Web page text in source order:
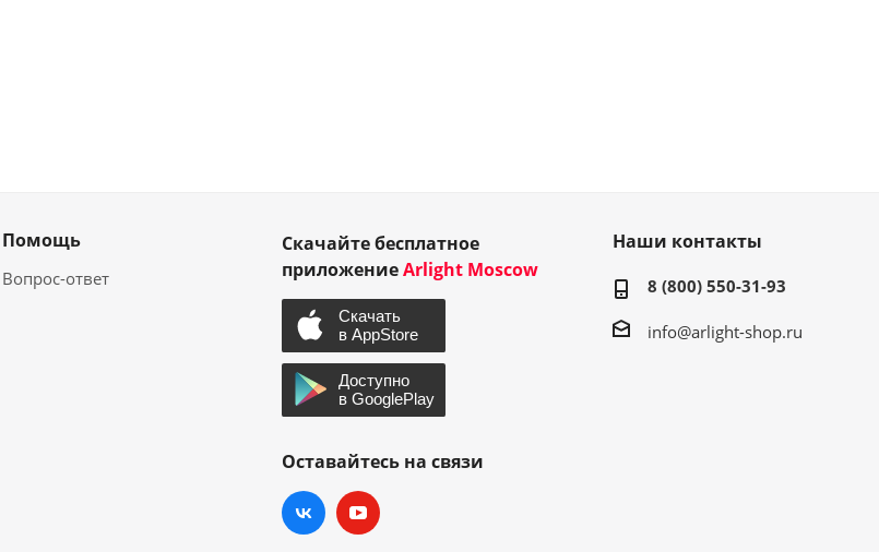
Помощь
Вопрос-ответ
Скачайте бесплатное
приложениеArlight Moscow
Оставайтесь на связи
Наши контакты
8 (800) 550-31-93
info@arlight-shop.ru